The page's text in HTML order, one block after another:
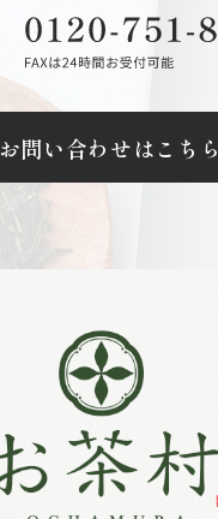
お問い合わせはこちら